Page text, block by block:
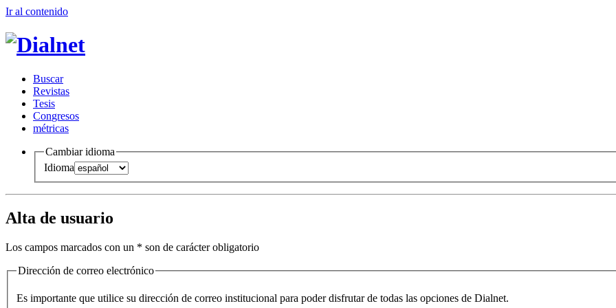
Ir al contenido
Buscar
Revistas
Tesis
Congresos
métricas
Cambiar idioma
Idioma
Alta de usuario
Los campos marcados con un * son de carácter obligatorio
Dirección de correo electrónico
Es importante que utilice su dirección de correo institucional para poder disfrutar de todas las opciones de Dialnet.